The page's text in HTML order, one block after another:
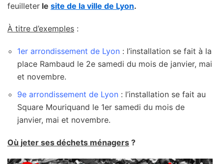
feuilleter le site de la ville de Lyon.
À titre d’exemples :
1er arrondissement de Lyon : l’installation se fait à la
place Rambaud le 2e samedi du mois de janvier, mai
et novembre.
9e arrondissement de Lyon : l’installation se fait au
Square Mouriquand le 1er samedi du mois de
janvier, mai et novembre.
Où jeter ses déchets ménagers ?